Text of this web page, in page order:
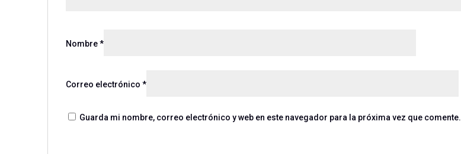
Nombre*
Correo electrónico *
Guarda mi nombre, correo electrónico y web en este navegador para la próxima vez que comente.